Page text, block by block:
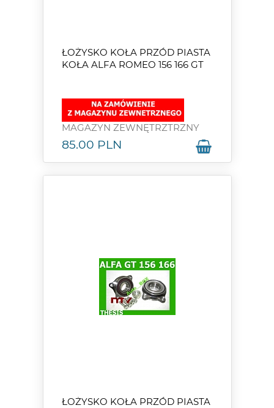
ŁOŻYSKO KOŁA PRZÓD PIASTA
KOŁA ALFA ROMEO 156 166 GT
MAGAZYN ZEWNĘTRZTRZNY
85.00 PLN
ŁOŻYSKO KOŁA PRZÓD PIASTA